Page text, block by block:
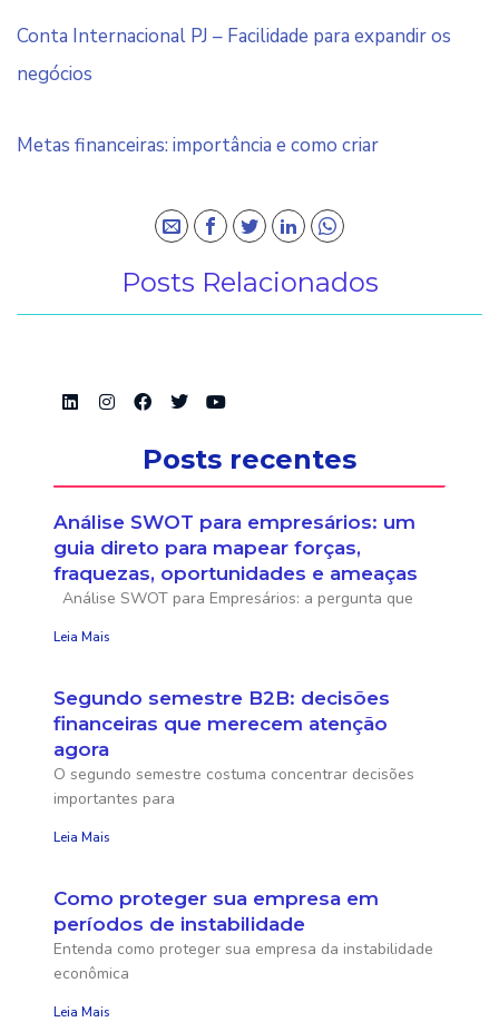
Conta Internacional PJ – Facilidade para expandir os
negócios
Metas financeiras: importância e como criar
Posts Relacionados
Posts recentes
Análise SWOT para empresários: um
guia direto para mapear forças,
fraquezas, oportunidades e ameaças
Análise SWOT para Empresários: a pergunta que
Leia Mais
Segundo semestre B2B: decisões
financeiras que merecem atenção
agora
O segundo semestre costuma concentrar decisões
importantes para
Leia Mais
Como proteger sua empresa em
períodos de instabilidade
Entenda como proteger sua empresa da instabilidade
econômica
Leia Mais